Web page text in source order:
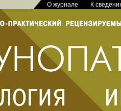
О журнале К